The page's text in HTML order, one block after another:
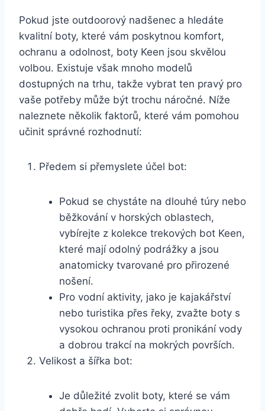
Pokud jste ‍outdoorový​ nadšenec a ⁤hledáte
kvalitní⁣ boty, které vám poskytnou komfort,
ochranu a⁤ odolnost, boty Keen ‌jsou skvělou
volbou. ⁤Existuje však mnoho modelů ​
dostupných na trhu, takže vybrat ten pravý‌ pro
vaše potřeby může být trochu⁣ náročné. ‍Níže
naleznete několik faktorů, ⁤které⁢ vám⁣ pomohou
učinit⁢ správné rozhodnutí:
Předem si ⁢přemyslete účel bot:
Pokud se chystáte na dlouhé ‌túry nebo
běžkování v horských ⁢oblastech,
vybírejte z​ kolekce trekových bot Keen,
které mají odolný podrážky a​ jsou
anatomicky tvarované‍ pro přirozené
nošení.
Pro vodní⁤ aktivity, jako ‍je‌ kajakářství
⁣nebo turistika⁣ přes ​řeky,⁤ zvažte boty s
⁢vysokou ochranou proti pronikání vody
a dobrou​ trakcí na mokrých površích.
Velikost a šířka bot:
Je⁣ důležité zvolit⁣ boty,⁣ které se ⁤vám